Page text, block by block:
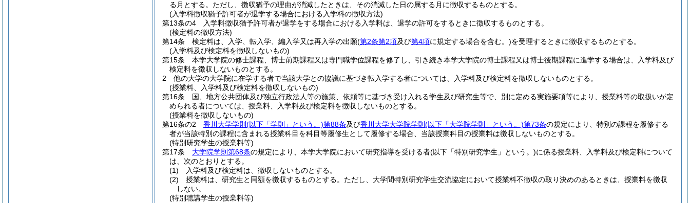
る月とする。 ただし、徴収猶予の理由が消滅したときは、その消滅した日の属する月に徴収するものとする。
(入学料徴収猶予許可者が退学する場合における入学料の徴収方法)
第13条の4
入学料徴収猶予許可者が退学をする場合における入学料は、退学の許可をするときに徴収するものとする。
(検定料の徴収方法)
第14条
検定料は、入学、転入学、編入学又は再入学の出願(第2条第2項及び第4項に規定する場合を含む。)を受理するときに徴収するものとする。
(入学料及び検定料を徴収しないもの)
第15条
本学大学院の修士課程、博士前期課程又は専門職学位課程を修了し、引き続き本学大学院の博士課程又は博士後期課程に進学する場合は、入学料及び
検定料を徴収しないものとする。
2
他の大学の大学院に在学する者で当該大学との協議に基づき転入学する者については、入学料及び検定料を徴収しないものとする。
(授業料、入学料及び検定料を徴収しないもの)
第16条
国、地方公共団体及び独立行政法人等の施策、依頼等に基づき受け入れる学生及び研究生等で、別に定める実施要項等により、授業料等の取扱いが定
められる者については、授業料、入学料及び検定料を徴収しないものとする。
(授業料を徴収しないもの)
第16条の2
香川大学学則 (以下「学則」という。)第88条及び香川大学大学院学則 (以下「大学院学則」という。)第73条の規定により、特別の課程を履修する
者が当該特別の課程に含まれる授業科目を科目等履修生として履修する場合、当該授業科目の授業料は徴収しないものとする。
(特別研究学生の授業料等)
第17条
大学院学則第68条の規定により、本学大学院において研究指導を受ける者(以下「特別研究学生」という。)に係る授業料、入学料及び検定料について
は、次のとおりとする。
(1)
入学料及び検定料は、徴収しないものとする。
(2)
授業料は、研究生と同額を徴収するものとする。 ただし、大学間特別研究学生交流協定において授業料不徴収の取り決めのあるときは、授業料を徴収
しない。
(特別聴講学生の授業料等)